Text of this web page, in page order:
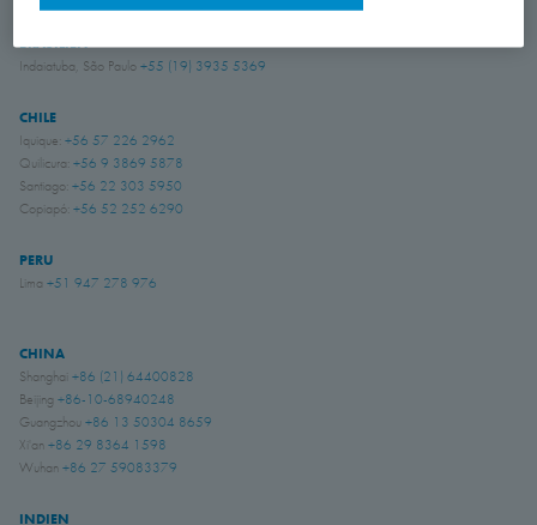
BRASILIEN
Indaiatuba, São Paulo+55 (19) 3935 5369
CHILE
Iquique: +56 57 226 2962
Quilicura: +56 9 3869 5878
Santiago: +56 22 303 5950
Copiapó: +56 52 252 6290
PERU
Lima +51 947 278 976
CHINA
Shanghai +86 (21) 64400828
Beijing +86-10-68940248
Guangzhou +86 13 50304 8659
Xi'an +86 29 8364 1598
Wuhan +86 27 59083379
INDIEN